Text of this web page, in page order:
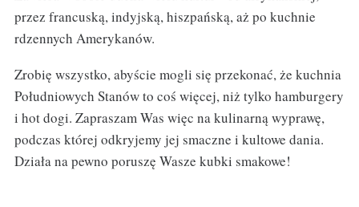
przez francuską, indyjską, hiszpańską, aż po kuchnie
rdzennych Amerykanów.
Zrobię wszystko, abyście mogli się przekonać, że kuchnia
Południowych Stanów to coś więcej, niż tylko hamburgery
i hot dogi. Zapraszam Was więc na kulinarną wyprawę,
podczas której odkryjemy jej smaczne i kultowe dania.
Działa na pewno poruszę Wasze kubki smakowe!